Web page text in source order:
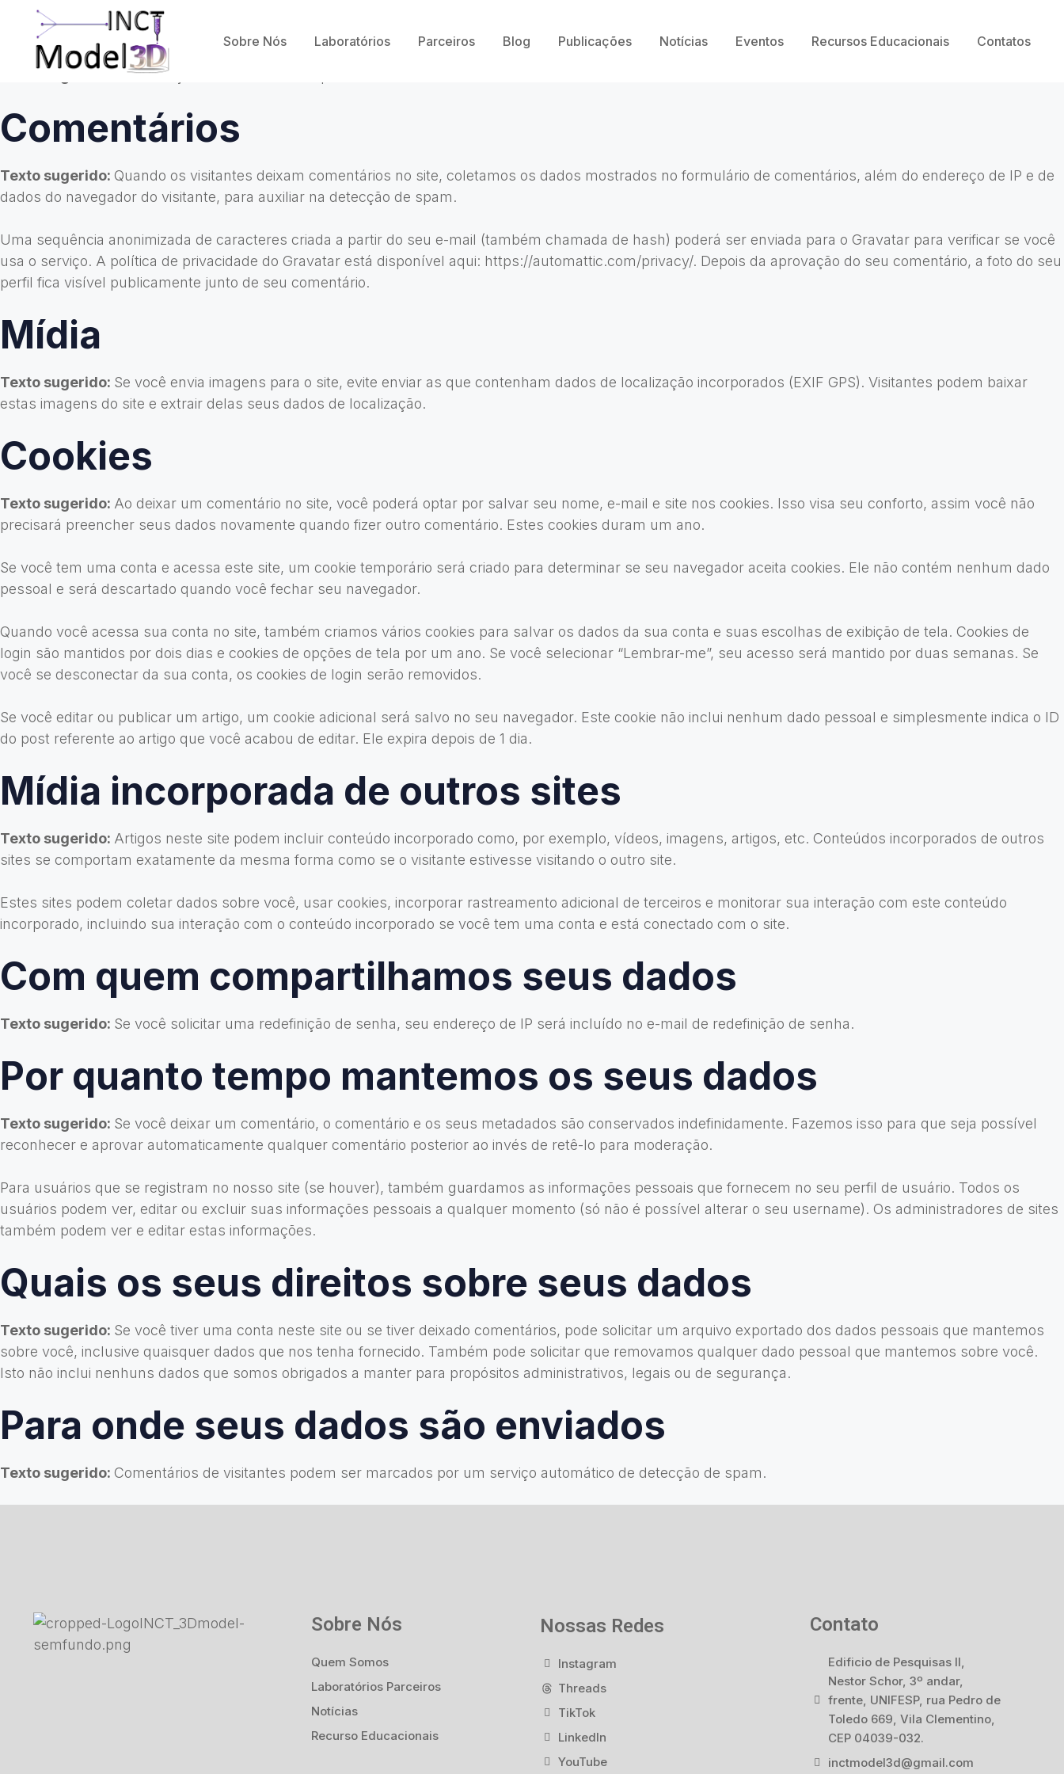
Sobre Nós Laboratórios Parceiros Blog Publicações Notícias Eventos Recursos Educacionais Contatos
Quem somos
O endereço do nosso site é: http://inctmodel3d.com.br.
Comentários
Texto sugerido: Quando os visitantes deixam comentários no site, coletamos os dados mostrados no formulário de comentários, além do endereço de IP e de
dados do navegador do visitante, para auxiliar na detecção de spam.
Uma sequência anonimizada de caracteres criada a partir do seu e-mail (também chamada de hash) poderá ser enviada para o Gravatar para verificar se você
usa o serviço. A política de privacidade do Gravatar está disponível aqui: https://automattic.com/privacy/. Depois da aprovação do seu comentário, a foto do seu
perfil fica visível publicamente junto de seu comentário.
Mídia
Texto sugerido: Se você envia imagens para o site, evite enviar as que contenham dados de localização incorporados (EXIF GPS). Visitantes podem baixar
estas imagens do site e extrair delas seus dados de localização.
Cookies
Texto sugerido: Ao deixar um comentário no site, você poderá optar por salvar seu nome, e-mail e site nos cookies. Isso visa seu conforto, assim você não
precisará preencher seus dados novamente quando fizer outro comentário. Estes cookies duram um ano.
Se você tem uma conta e acessa este site, um cookie temporário será criado para determinar se seu navegador aceita cookies. Ele não contém nenhum dado
pessoal e será descartado quando você fechar seu navegador.
Quando você acessa sua conta no site, também criamos vários cookies para salvar os dados da sua conta e suas escolhas de exibição de tela. Cookies de
login são mantidos por dois dias e cookies de opções de tela por um ano. Se você selecionar “Lembrar-me”, seu acesso será mantido por duas semanas. Se
você se desconectar da sua conta, os cookies de login serão removidos.
Se você editar ou publicar um artigo, um cookie adicional será salvo no seu navegador. Este cookie não inclui nenhum dado pessoal e simplesmente indica o ID
do post referente ao artigo que você acabou de editar. Ele expira depois de 1 dia.
Mídia incorporada de outros sites
Texto sugerido: Artigos neste site podem incluir conteúdo incorporado como, por exemplo, vídeos, imagens, artigos, etc. Conteúdos incorporados de outros
sites se comportam exatamente da mesma forma como se o visitante estivesse visitando o outro site.
Estes sites podem coletar dados sobre você, usar cookies, incorporar rastreamento adicional de terceiros e monitorar sua interação com este conteúdo
incorporado, incluindo sua interação com o conteúdo incorporado se você tem uma conta e está conectado com o site.
Com quem compartilhamos seus dados
Texto sugerido: Se você solicitar uma redefinição de senha, seu endereço de IP será incluído no e-mail de redefinição de senha.
Por quanto tempo mantemos os seus dados
Texto sugerido: Se você deixar um comentário, o comentário e os seus metadados são conservados indefinidamente. Fazemos isso para que seja possível
reconhecer e aprovar automaticamente qualquer comentário posterior ao invés de retê-lo para moderação.
Para usuários que se registram no nosso site (se houver), também guardamos as informações pessoais que fornecem no seu perfil de usuário. Todos os
usuários podem ver, editar ou excluir suas informações pessoais a qualquer momento (só não é possível alterar o seu username). Os administradores de sites
também podem ver e editar estas informações.
Quais os seus direitos sobre seus dados
Texto sugerido: Se você tiver uma conta neste site ou se tiver deixado comentários, pode solicitar um arquivo exportado dos dados pessoais que mantemos
sobre você, inclusive quaisquer dados que nos tenha fornecido. Também pode solicitar que removamos qualquer dado pessoal que mantemos sobre você.
Isto não inclui nenhuns dados que somos obrigados a manter para propósitos administrativos, legais ou de segurança.
Para onde seus dados são enviados
Texto sugerido: Comentários de visitantes podem ser marcados por um serviço automático de detecção de spam.
Sobre Nós
Quem Somos
Laboratórios Parceiros
Notícias
Recurso Educacionais
Nossas Redes
Instagram
Threads
TikTok
LinkedIn
YouTube
Contato
Edificio de Pesquisas II,
Nestor Schor, 3º andar,
frente, UNIFESP, rua Pedro de
Toledo 669, Vila Clementino,
CEP 04039-032.
inctmodel3d@gmail.com